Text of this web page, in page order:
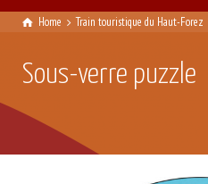
Home Train touristique du Haut-Forez
Sous-verre puzzle